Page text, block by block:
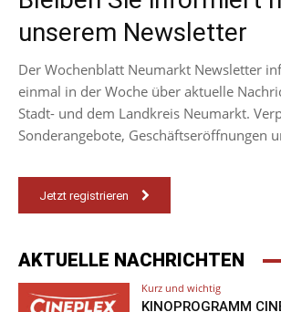
unserem Newsletter
Der Wochenblatt Neumarkt Newsletter
einmal in der Woche über aktuelle
Stadt- und dem Landkreis Neumarkt.
Sonderangebote, Geschäftseröffnungen
Jetzt registrieren
AKTUELLE NACHRICHTEN
Kurz und wichtig
KINOPROGRAMM